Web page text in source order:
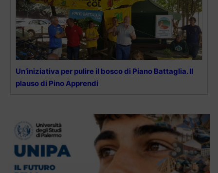
Un’iniziativa per pulire il bosco di Piano Battaglia. Il
plauso di Pino Apprendi